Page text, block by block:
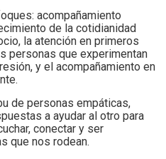
acompañamiento
de la cotidianidad
la atención en primeros
personas que experimentan
y el acompañamiento en
de personas empáticas,
a ayudar al otro para
conectar y ser
que nos rodean.